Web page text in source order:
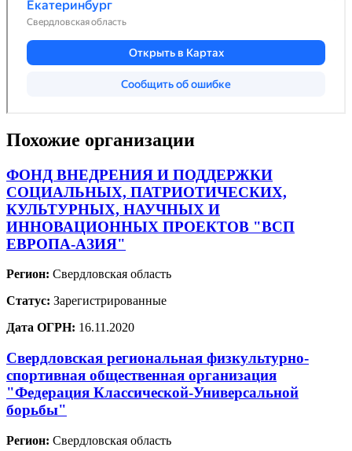
Похожие организации
ФОНД ВНЕДРЕНИЯ И ПОДДЕРЖКИ
СОЦИАЛЬНЫХ, ПАТРИОТИЧЕСКИХ,
КУЛЬТУРНЫХ, НАУЧНЫХ И
ИННОВАЦИОННЫХ ПРОЕКТОВ "ВСП
ЕВРОПА-АЗИЯ"
Регион: Свердловская область
Статус: Зарегистрированные
Дата ОГРН: 16.11.2020
Свердловская региональная физкультурно-
спортивная общественная организация
"Федерация Классической-Универсальной
борьбы"
Регион: Свердловская область